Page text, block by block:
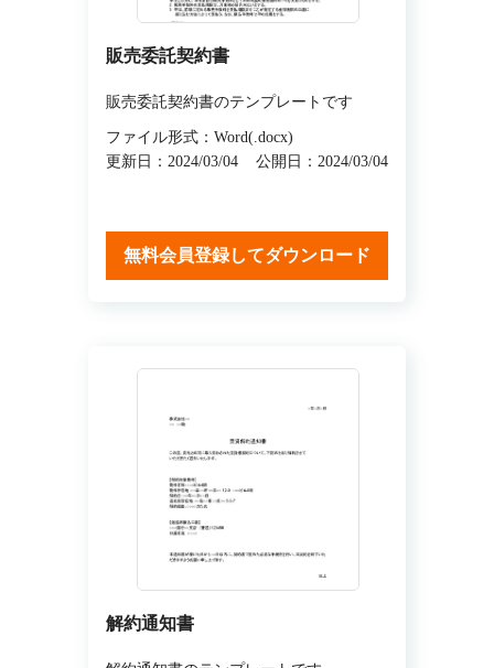
販売委託契約書
販売委託契約書のテンプレートです
ファイル形式：Word(.docx)
更新日：2024/03/04
公開日：2024/03/04
無料会員登録してダウンロード
解約通知書